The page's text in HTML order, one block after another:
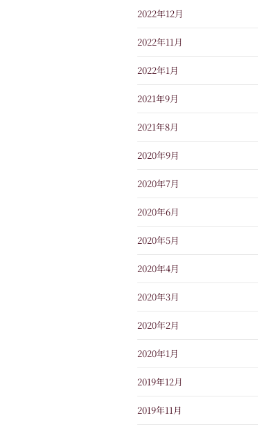
2022年12月
2022年11月
2022年1月
2021年9月
2021年8月
2020年9月
2020年7月
2020年6月
2020年5月
2020年4月
2020年3月
2020年2月
2020年1月
2019年12月
2019年11月